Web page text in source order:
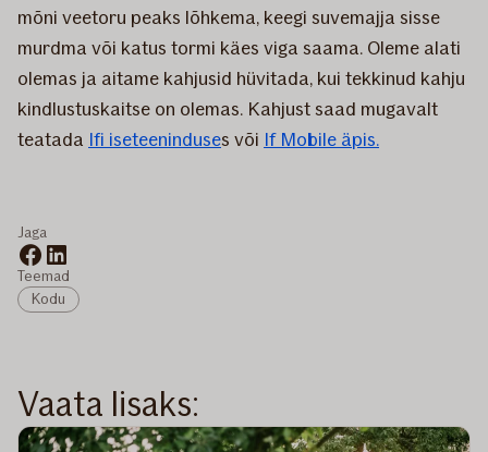
mõni veetoru peaks lõhkema, keegi suvemajja sisse
murdma või katus tormi käes viga saama. Oleme alati
olemas ja aitame kahjusid hüvitada, kui tekkinud kahju
kindlustuskaitse on olemas. Kahjust saad mugavalt
teatada Ifi iseteeninduses või If Mobile äpis.
Jaga
Teemad
Kodu
Vaata lisaks: